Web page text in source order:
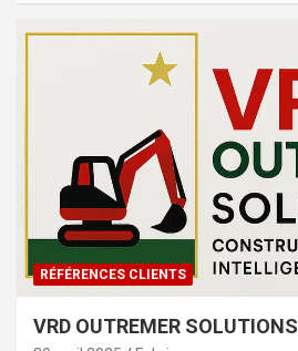
RÉFÉRENCES CLIENTS
VRD OUTREMER SOLUTIONS